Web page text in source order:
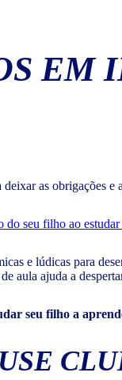
EM
as obrigações
do seu filho ao
e lúdicas para
aula ajuda a
seu filho a